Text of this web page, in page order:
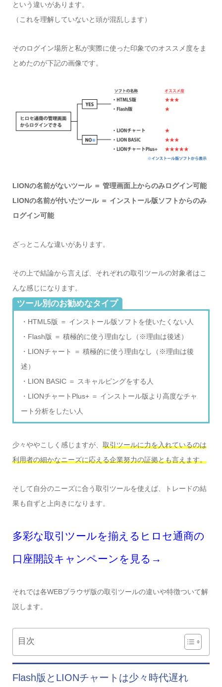
という違いがあります。
（これを理解していないと頭が混乱します）
そのログイン場所と私が実際に使った印象でのオススメ度をま
とめたのが下記の画像です。
LIONの名前がないツール ＝ 管理画面上からのみログイン可能
LIONの名前が付いたツール ＝ インストール版ソフトからのみ
ログイン可能
ざっとこんな違いがあります。
その上で結論から言えば、それぞれの取引ツールの対象者はこ
んな感じになります。
ツール別のお勧めなタイプ
・HTML5版 ＝ インストール版ソフトを使いたくない人
・Flash版 ＝ 積極的に使う理由なし（※理由は後述）
・LIONチャート ＝ 積極的に使う理由なし（※理由は後
述）
・LION BASIC ＝ スキャルピングをする人
・LIONチャートPlus+ ＝ インストール版より高度なチャ
ート分析をしたい人
少々ややこしく感じますが、 取引ツールに力を入れているのは
利用者の細かなニーズに応える企業努力の証拠とも言えます。
そして自分のニーズに合う取引ツールを使えば、トレードの結
果も自ずと上向きになります。
多彩な取引ツールを揃えるヒロセ通商の
口座開設キャンペーンを見る→
それでは各WEBブラウザ版の取引ツールの違いや特徴ついて解
説します。
目次
Flash版とLIONチャートは少々時代遅れ